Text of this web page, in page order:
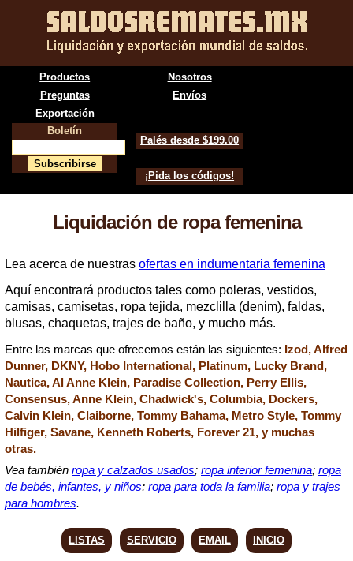
Productos
Nosotros
Preguntas
Envíos
Exportación
Boletín
Palés desde $199.00
¡Pida los códigos!
Liquidación de ropa femenina
Lea acerca de nuestras ofertas en indumentaria femenina
Aquí encontrará productos tales como poleras, vestidos,
camisas, camisetas, ropa tejida, mezclilla (denim), faldas,
blusas, chaquetas, trajes de baño, y mucho más.
Entre las marcas que ofrecemos están las siguientes: Izod, Alfred
Dunner, DKNY, Hobo International, Platinum, Lucky Brand,
Nautica, Al Anne Klein, Paradise Collection, Perry Ellis,
Consensus, Anne Klein, Chadwick's, Columbia, Dockers,
Calvin Klein, Claiborne, Tommy Bahama, Metro Style, Tommy
Hilfiger, Savane, Kenneth Roberts, Forever 21, y muchas
otras.
Vea también ropa y calzados usados; ropa interior femenina; ropa
de bebés, infantes, y niños; ropa para toda la familia; ropa y trajes
para hombres.
LISTAS SERVICIO EMAIL INICIO